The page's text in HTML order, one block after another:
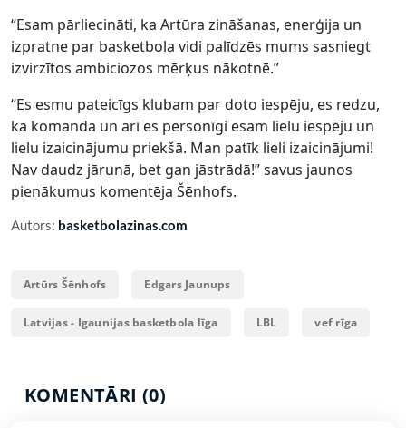
“Esam pārliecināti, ka Artūra zināšanas, enerģija un
izpratne par basketbola vidi palīdzēs mums sasniegt
izvirzītos ambiciozos mērķus nākotnē.”
“Es esmu pateicīgs klubam par doto iespēju, es redzu,
ka komanda un arī es personīgi esam lielu iespēju un
lielu izaicinājumu priekšā. Man patīk lieli izaicinājumi!
Nav daudz jārunā, bet gan jāstrādā!” savus jaunos
pienākumus komentēja Šēnhofs.
Autors: basketbolazinas.com
Artūrs Šēnhofs Edgars Jaunups
Latvijas - Igaunijas basketbola līga LBL vef rīga
KOMENTĀRI (0)